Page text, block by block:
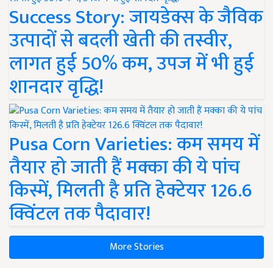
Success Story: जायडेक्स के जैविक
उत्पादों से बदली खेती की तस्वीर,
लागत हुई 50% कम, उपज में भी हुई
शानदार वृद्धि!
Pusa Corn Varieties: कम समय में
तैयार हो जाती हैं मक्का की ये पांच
किस्में, मिलती है प्रति हेक्टेयर 126.6
क्विंटल तक पैदावार!
More Stories